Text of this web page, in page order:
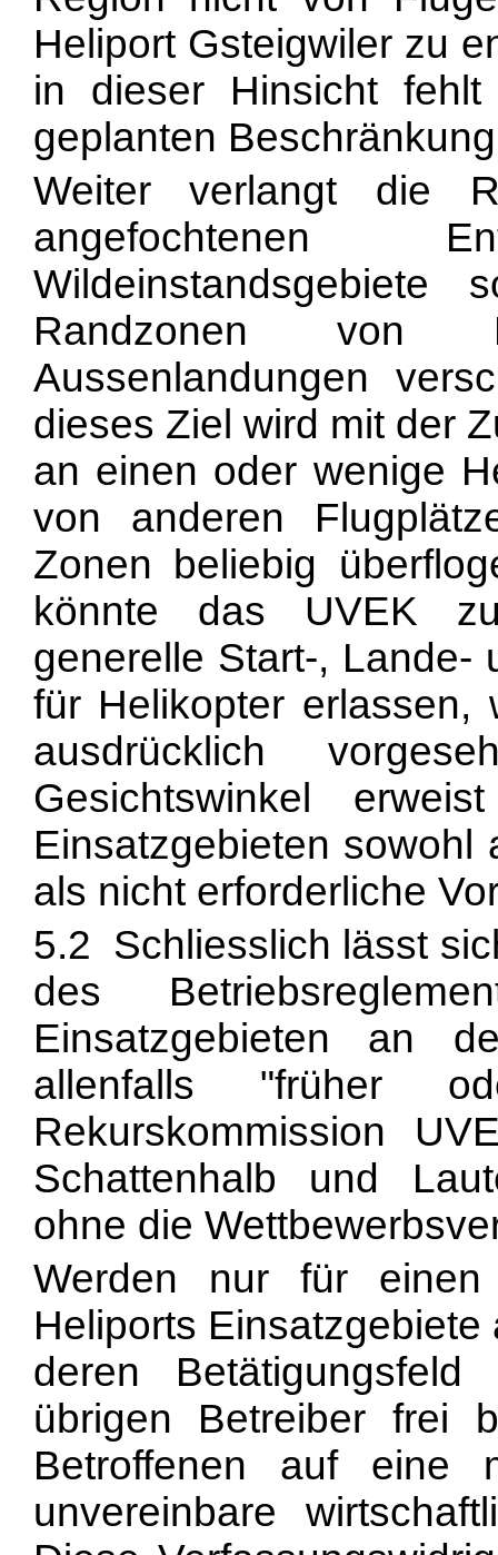
Heliport Gsteigwiler zu
in dieser Hinsicht
geplanten
Weiter verlangt die
angefochtenen
Wildeinstandsgebiete
Randzonen von
Aussenlandungen
dieses Ziel wird mit der
an einen oder wenige
von anderen
Zonen beliebig
könnte das UVEK
generelle Start-, Lande-
für Helikopter
ausdrücklich
Gesichtswinkel
Einsatzgebieten
als nicht erforderliche
5.2 Schliesslich lässt
des
Einsatzgebieten an
allenfalls "früher
Rekurskommission
Schattenhalb und
ohne die
Werden nur für
Heliports
deren
übrigen Betreiber frei
Betroffenen auf
unvereinbare